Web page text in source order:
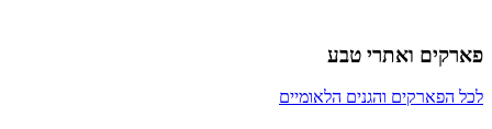
פארקים ואתרי טבע
לכל הפארקים והגנים הלאומיים